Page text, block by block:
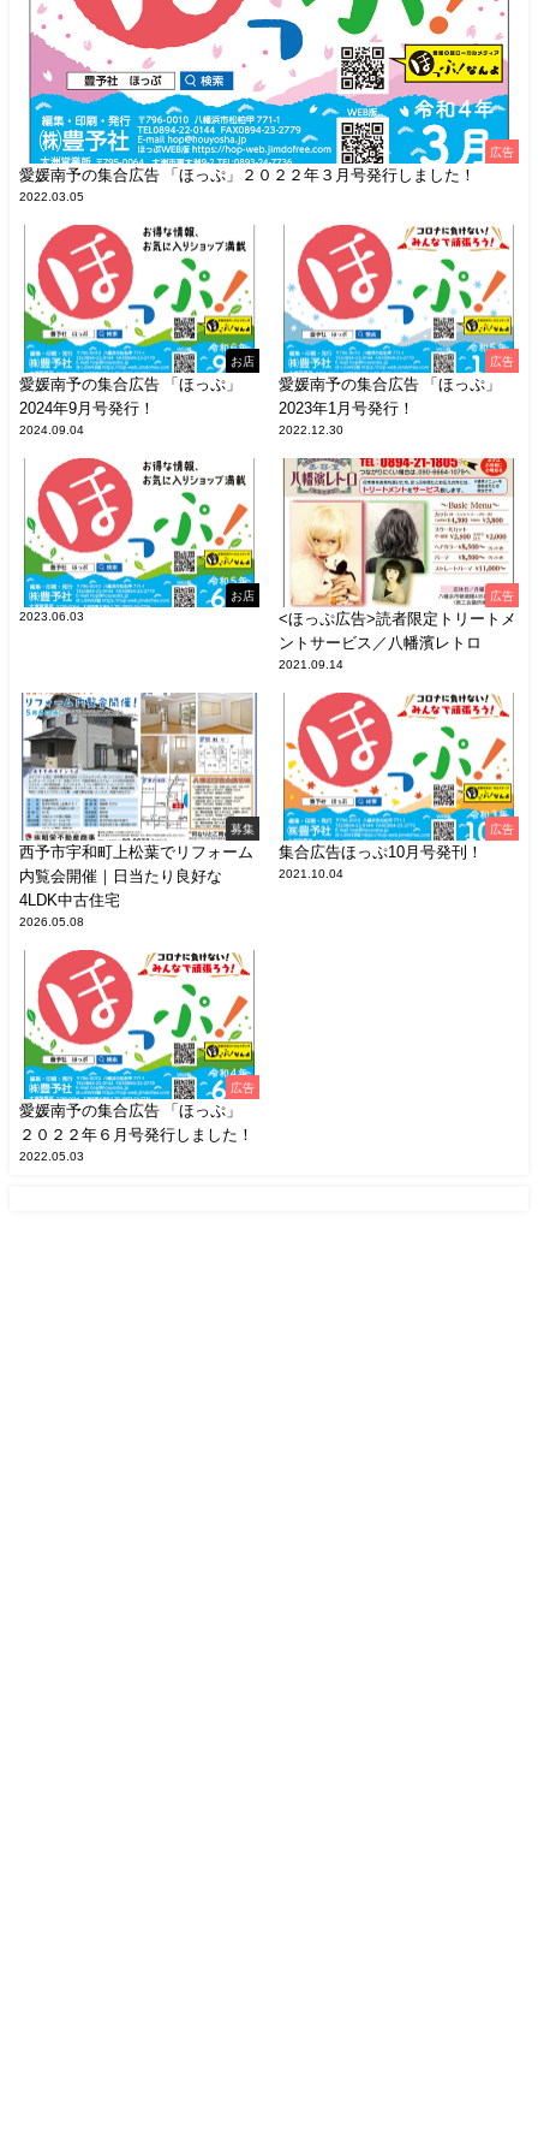
広告
愛媛南予の集合広告 「ほっぷ」２０２２年３月号発行しました！
2022.03.05
お店
愛媛南予の集合広告 「ほっぷ」
2024年9月号発行！
2024.09.04
広告
愛媛南予の集合広告 「ほっぷ」
2023年1月号発行！
2022.12.30
お店
2023.06.03
広告
<ほっぷ広告>読者限定トリートメ
ントサービス／八幡濱レトロ
2021.09.14
募集
西予市宇和町上松葉でリフォーム
内覧会開催｜日当たり良好な
4LDK中古住宅
2026.05.08
広告
集合広告ほっぷ10月号発刊！
2021.10.04
広告
愛媛南予の集合広告 「ほっぷ」
２０２２年６月号発行しました！
2022.05.03